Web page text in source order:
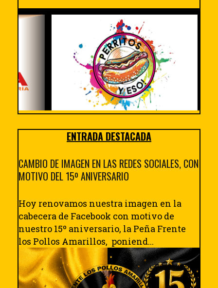
ENTRADA DESTACADA
CAMBIO DE IMAGEN EN LAS REDES SOCIALES, CON
MOTIVO DEL 15º ANIVERSARIO
Hoy renovamos nuestra imagen en la
cabecera de Facebook con motivo de
nuestro 15º aniversario, la Peña Frente
los Pollos Amarillos, poniend...